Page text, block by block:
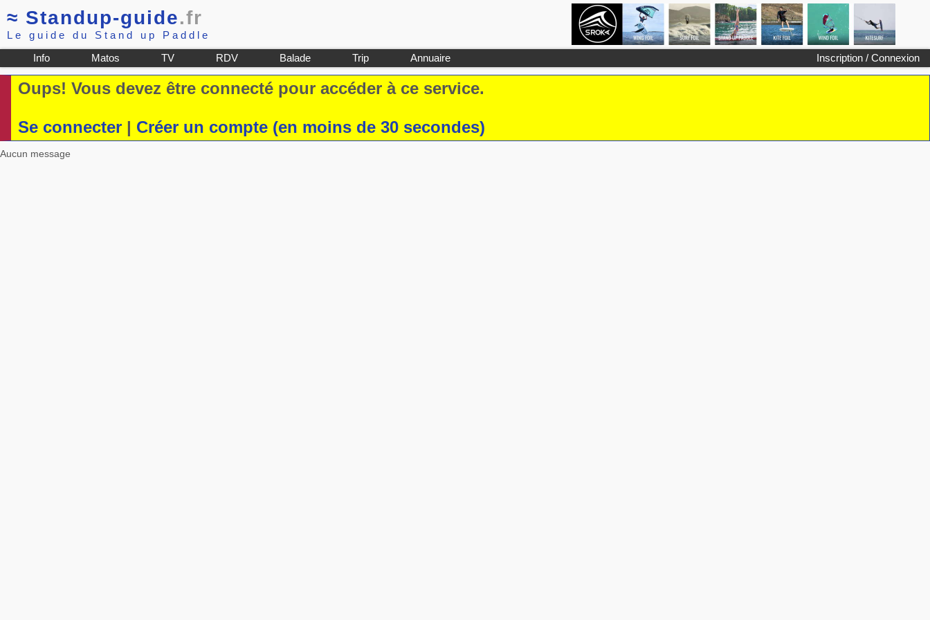
≈ Standup-guide.fr
Le guide du Stand up Paddle
Inscription / Connexion
Info Matos TV RDV Balade Trip Annuaire
Oups! Vous devez être connecté pour accéder à ce service.
Se connecter | Créer un compte (en moins de 30 secondes)
Aucun message